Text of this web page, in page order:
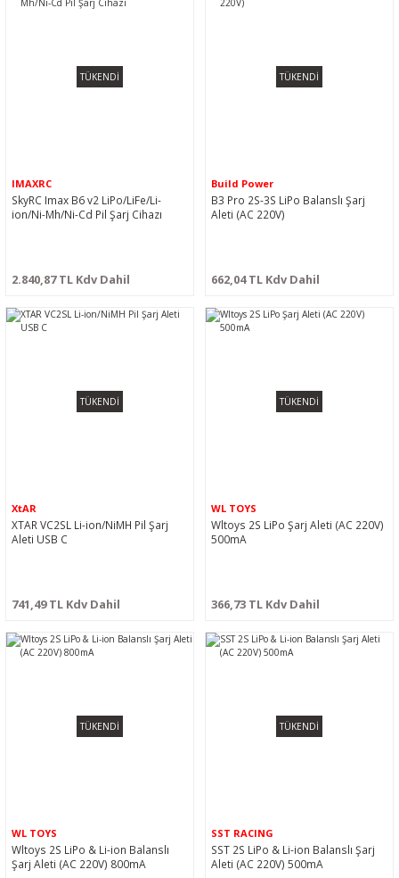
TÜKENDİ
IMAXRC
SkyRC Imax B6 v2 LiPo/LiFe/Li-
ion/Ni-Mh/Ni-Cd Pil Şarj Cihazı
2.840,87 TL Kdv Dahil
TÜKENDİ
Build Power
B3 Pro 2S-3S LiPo Balanslı Şarj
Aleti (AC 220V)
662,04 TL Kdv Dahil
TÜKENDİ
XtAR
XTAR VC2SL Li-ion/NiMH Pil Şarj
Aleti USB C
741,49 TL Kdv Dahil
TÜKENDİ
WL TOYS
Wltoys 2S LiPo Şarj Aleti (AC 220V)
500mA
366,73 TL Kdv Dahil
TÜKENDİ
WL TOYS
Wltoys 2S LiPo & Li-ion Balanslı
Şarj Aleti (AC 220V) 800mA
TÜKENDİ
SST RACING
SST 2S LiPo & Li-ion Balanslı Şarj
Aleti (AC 220V) 500mA